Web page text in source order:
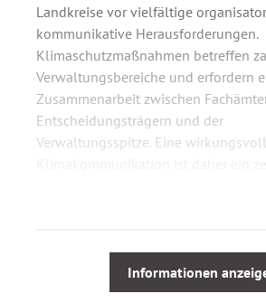
Landkreise vor vielfältige
kommunikative Herausforderungen.
Klimaschutzmaßnahmen betreffen
Verwaltungsbereiche und erfordern
Zusammenarbeit zwischen
Entscheidungsträgern und der
Verwaltungsspitze. Eine
Bürgermeisterinnen und
vor der Aufgabe, komplexe Themen
vermitteln, unterschiedliche
Informationen